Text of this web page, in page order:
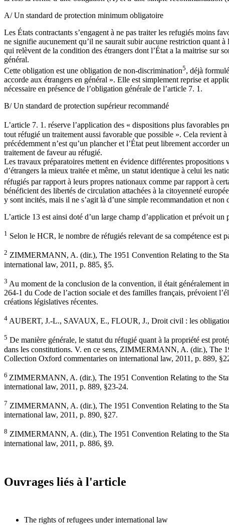
A/ Un standard de protection minimum obligatoire
Les États contractants s’engagent à ne pas traiter les refugiés moins
ne signifie aucunement qu’il ne saurait subir aucune restriction quant
qui relèvent de la condition des étrangers dont l’État a la maitrise sur
général.
Cette obligation est une obligation de non-discrimination5, déjà
accorde aux étrangers en général ». Elle est simplement reprise et
nécessaire en présence de l’obligation générale de l’article 7. 1.
B/ Un standard de protection supérieur recommandé
L’article 7. 1. réserve l’application des « dispositions plus favorables
tout réfugié un traitement aussi favorable que possible ». Cela revient
précédemment n’est qu’un plancher et l’État peut librement accorder
traitement de faveur au réfugié.
Les travaux préparatoires mettent en évidence différentes
d’étrangers la mieux traitée et même, un statut identique à celui les
réfugiés par rapport à leurs propres nationaux comme par rapport à
bénéficient des libertés de circulation attachées à la citoyenneté
y sont incités, mais il ne s’agit là d’une simple recommandation et non
L’article 13 est ainsi doté d’un large champ d’application et prévoit
1 Selon le HCR, le nombre de réfugiés relevant de sa compétence est
2 ZIMMERMANN, A. (dir.), The 1951 Convention Relating to the
international law, 2011, p. 885, §5.
3 Au moment de la conclusion de la convention, il était généralement
264-1 du Code de l’action sociale et des familles français, prévoient
créations législatives récentes.
4 AUBERT, J.-L., SAVAUX, E., FLOUR, J., Droit civil : les
5 De manière générale, le statut du réfugié quant à la propriété est
dans les constitutions. V. en ce sens, ZIMMERMANN, A. (dir.), The
Collection Oxford commentaries on international law, 2011, p. 889,
6 ZIMMERMANN, A. (dir.), The 1951 Convention Relating to the
international law, 2011, p. 889, §23-24.
7 ZIMMERMANN, A. (dir.), The 1951 Convention Relating to the
international law, 2011, p. 890, §27.
8 ZIMMERMANN, A. (dir.), The 1951 Convention Relating to the
international law, 2011, p. 886, §9.
Ouvrages liés à l'article
The rights of refugees under international law